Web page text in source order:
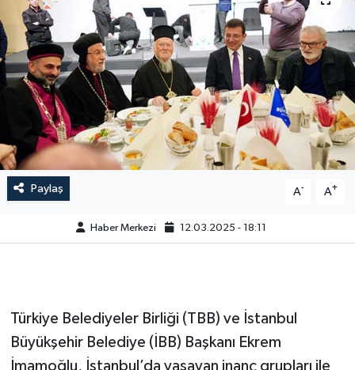
Paylaş A- A+
Haber Merkezi 12.03.2025 - 18:11
Türkiye Belediyeler Birliği (TBB) ve İstanbul
Büyükşehir Belediye (İBB) Başkanı Ekrem
İmamoğlu, İstanbul’da yaşayan inanç grupları ile